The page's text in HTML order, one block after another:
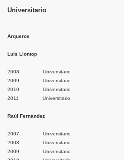
Universitario
Arqueros
Luis Llontop
2008 Universitario
2009 Universitario
2010 Universitario
2011 Universitario
Raúl Fernández
2007 Universitario
2008 Universitario
2009 Universitario